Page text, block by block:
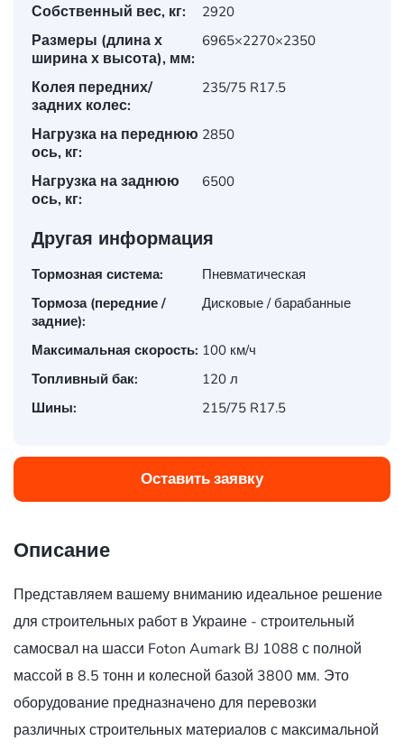
Собственный вес, кг: 2920
Размеры (длина х
ширина х высота), мм:
6965×2270×2350
Колея передних/
задних колес:
235/75 R17.5
Нагрузка на переднюю
ось, кг:
2850
Нагрузка на заднюю
ось, кг:
6500
Другая информация
Тормозная система:
Пневматическая
Тормоза (передние /
задние):
Дисковые / барабанные
Максимальная скорость: 100 км/ч
Топливный бак:
120 л
Шины:
215/75 R17.5
Оставить заявку
Описание
Представляем вашему вниманию идеальное решение
для строительных работ в Украине - строительный
самосвал на шасси Foton Aumark BJ 1088 с полной
массой в 8.5 тонн и колесной базой 3800 мм. Это
оборудование предназначено для перевозки
различных строительных материалов с максимальной